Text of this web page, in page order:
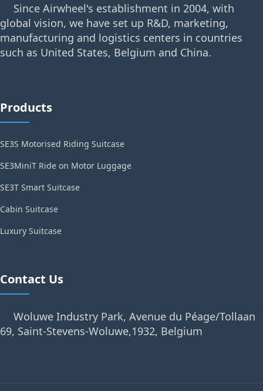
Since Airwheel's establishment in 2004, with
global vision, we have set up R&D, marketing,
manufacturing and logistics centers in countries
such as United States, Belgium and China.
Products
SE3S Motorised Riding Suitcase
SE3MiniT Ride on Motor Luggage
SE3T Smart Suitcase
Cabin Suitcase
Luxury Suitcase
Contact Us
Woluwe Industry Park, Avenue du Péage/Tollaan
69, Saint-Stevens-Woluwe,1932, Belgium